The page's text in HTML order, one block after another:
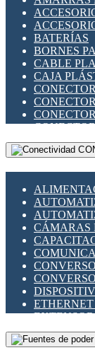
LLAVES
MOTORES
PLC -
RELÉS DE
SENSORES
VARIACS
BATERÍAS
BORNES
CABLE
CAJA
DIP
OTROS
RELÉS
RELÉS DE
RELÉS DE
RELÉS
RELÉS
CÁMARAS
GATEWAY
GESTIÓN